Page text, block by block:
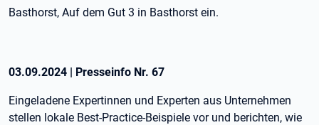
Basthorst, Auf dem Gut 3 in Basthorst ein.
03.09.2024 | Presseinfo Nr. 67
Eingeladene Expertinnen und Experten aus Unternehmen
stellen lokale Best-Practice-Beispiele vor und berichten, wie